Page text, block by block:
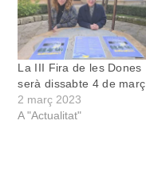
La III Fira de les Dones
serà dissabte 4 de març
2 març 2023
A "Actualitat"